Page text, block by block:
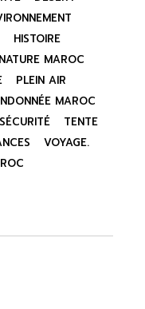
HISTOIRE
NATURE MAROC
PLEIN AIR
MAROC
SÉCURITÉ
TENTE
VOYAGE.